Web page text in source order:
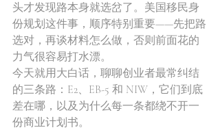
头才发现路本身就选岔了。美国移民身
份规划这件事，顺序特别重要——先把路
选对，再谈材料怎么做，否则前面花的
力气很容易打水漂。
今天就用大白话，聊聊创业者最常纠结
的三条路：E2、EB-5 和 NIW，它们到底
差在哪，以及为什么每一条都绕不开一
份商业计划书。